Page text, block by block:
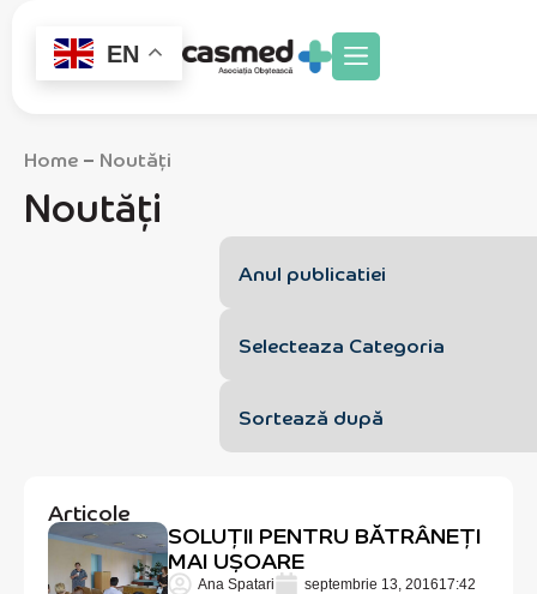
EN
Home – Noutăți
Noutăți
Articole
SOLUȚII PENTRU BĂTRÂNEȚI
MAI UȘOARE
Ana Spatari septembrie 13, 201617:42